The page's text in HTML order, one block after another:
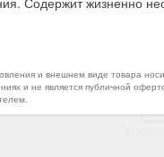
и внешнем виде товара
и не является публичной